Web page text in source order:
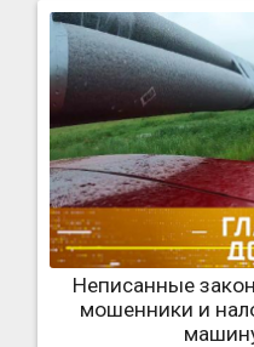
Неписанные
мошенники и